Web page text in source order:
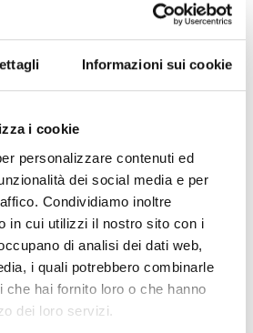
Informazioni sui cookie
i cookie
personalizzare contenuti ed
dei social media e per
Condividiamo inoltre
in cui utilizzi il nostro sito con i
di analisi dei dati web,
i quali potrebbero combinarle
che hai fornito loro o che hanno
dei loro servizi.